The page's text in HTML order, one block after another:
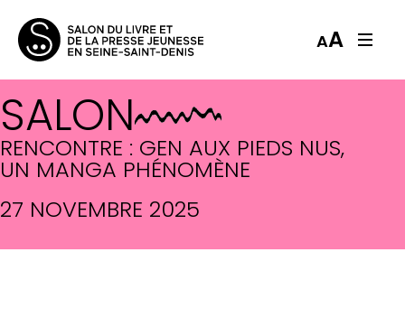
AA
SALON
RENCONTRE : GEN AUX PIEDS NUS,
UN MANGA PHÉNOMÈNE
27 NOVEMBRE 2025